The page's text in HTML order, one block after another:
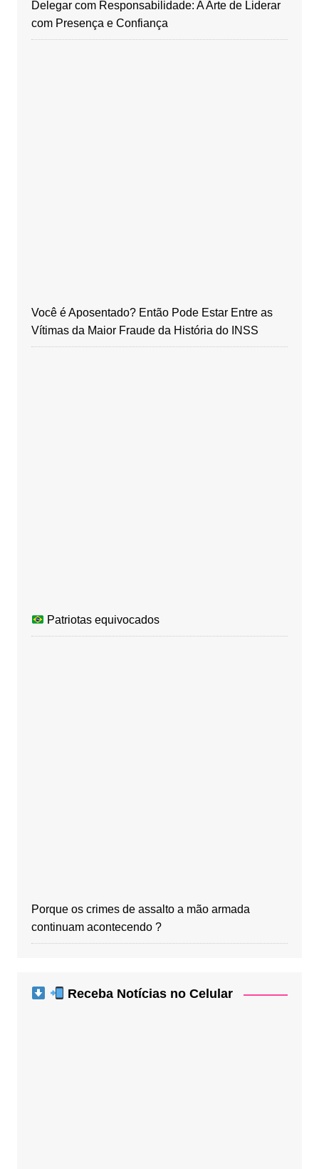
Delegar com Responsabilidade: A Arte de Liderar
com Presença e Confiança
Você é Aposentado? Então Pode Estar Entre as
Vítimas da Maior Fraude da História do INSS
Patriotas equivocados
Porque os crimes de assalto a mão armada
continuam acontecendo ?
Receba Notícias no Celular